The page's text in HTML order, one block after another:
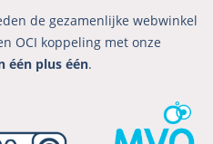
de gezamenlijke webwinkel
OCI koppeling met onze
één plus één.